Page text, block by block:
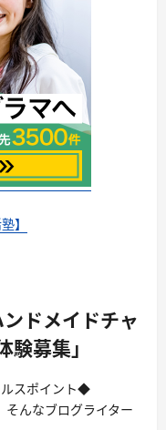
】
ンドメイドチャ
験募集」
スポイント◆
そんなブログライター